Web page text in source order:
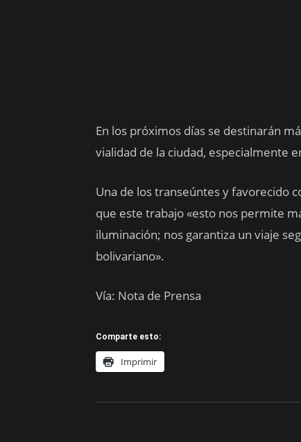
En los próximos días se destinarán
vialidad de la ciudad, especialmente
Una de los transeúntes y favorecido
que este trabajo «esto nos permite
iluminación; nos garantiza un viaje
bolivariano».
Vía: Nota de Prensa
Comparte esto:
Imprimir